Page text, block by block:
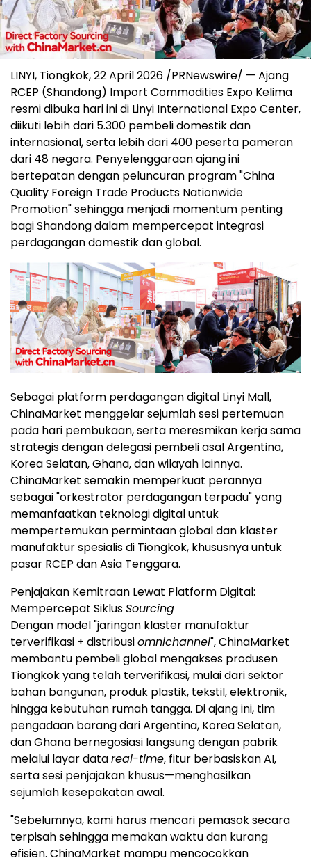
LINYI, Tiongkok, 22 April 2026 /PRNewswire/ — Ajang
RCEP (Shandong) Import Commodities Expo Kelima
resmi dibuka hari ini di Linyi International Expo Center,
diikuti lebih dari 5.300 pembeli domestik dan
internasional, serta lebih dari 400 peserta pameran
dari 48 negara. Penyelenggaraan ajang ini
bertepatan dengan peluncuran program "China
Quality Foreign Trade Products Nationwide
Promotion" sehingga menjadi momentum penting
bagi Shandong dalam mempercepat integrasi
perdagangan domestik dan global.
Sebagai platform perdagangan digital Linyi Mall,
ChinaMarket menggelar sejumlah sesi pertemuan
pada hari pembukaan, serta meresmikan kerja sama
strategis dengan delegasi pembeli asal Argentina,
Korea Selatan, Ghana, dan wilayah lainnya.
ChinaMarket semakin memperkuat perannya
sebagai "orkestrator perdagangan terpadu" yang
memanfaatkan teknologi digital untuk
mempertemukan permintaan global dan klaster
manufaktur spesialis di Tiongkok, khususnya untuk
pasar RCEP dan Asia Tenggara.
Penjajakan Kemitraan Lewat Platform Digital:
Mempercepat SiklusSourcing
Dengan model "jaringan klaster manufaktur
terverifikasi + distribusiomnichannel", ChinaMarket
membantu pembeli global mengakses produsen
Tiongkok yang telah terverifikasi, mulai dari sektor
bahan bangunan, produk plastik, tekstil, elektronik,
hingga kebutuhan rumah tangga. Di ajang ini, tim
pengadaan barang dari Argentina, Korea Selatan,
dan Ghana bernegosiasi langsung dengan pabrik
melalui layar datareal-time, fitur berbasiskan AI,
serta sesi penjajakan khusus—menghasilkan
sejumlah kesepakatan awal.
"Sebelumnya, kami harus mencari pemasok secara
terpisah sehingga memakan waktu dan kurang
efisien. ChinaMarket mampu mencocokkan